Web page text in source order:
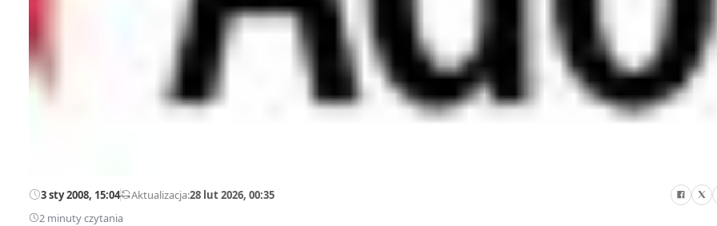
3 sty 2008, 15:04—Aktualizacja:28 lut 2026, 00:35
2 minuty czytania